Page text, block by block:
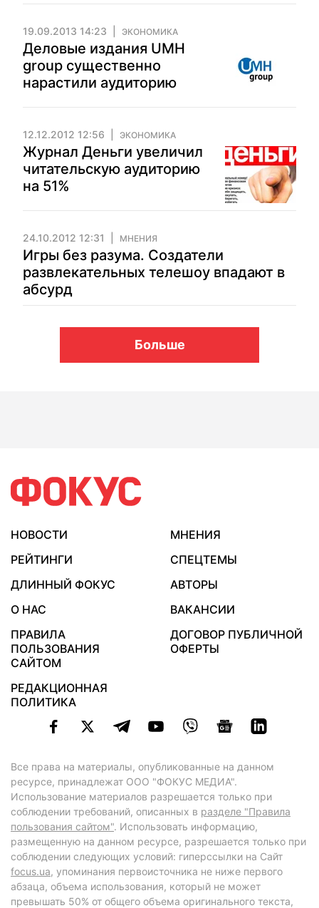
19.09.2013 14:23 ЭКОНОМИКА
Деловые издания UMH
group существенно
нарастили аудиторию
12.12.2012 12:56 ЭКОНОМИКА
Журнал Деньги увеличил
читательскую аудиторию
на 51%
24.10.2012 12:31 МНЕНИЯ
Игры без разума. Создатели
развлекательных телешоу впадают в
абсурд
Больше
НОВОСТИ
МНЕНИЯ
РЕЙТИНГИ
СПЕЦТЕМЫ
ДЛИННЫЙ ФОКУС
АВТОРЫ
О НАС
ВАКАНСИИ
ПРАВИЛА
ПОЛЬЗОВАНИЯ
САЙТОМ
ДОГОВОР ПУБЛИЧНОЙ
ОФЕРТЫ
РЕДАКЦИОННАЯ
ПОЛИТИКА
Все права на материалы, опубликованные на данном
ресурсе, принадлежат ООО "ФОКУС МЕДИА".
Использование материалов разрешается только при
соблюдении требований, описанных в разделе "Правила
пользования сайтом". Использовать информацию,
размещенную на данном ресурсе, разрешается только при
соблюдении следующих условий: гиперссылки на Сайт
focus.ua, упоминания первоисточника не ниже первого
абзаца, объема использования, который не может
превышать 50% от общего объема оригинального текста,